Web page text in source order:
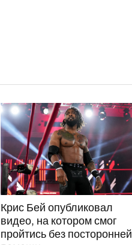
Крис Бей опубликовал
видео, на котором смог
пройтись без посторонней